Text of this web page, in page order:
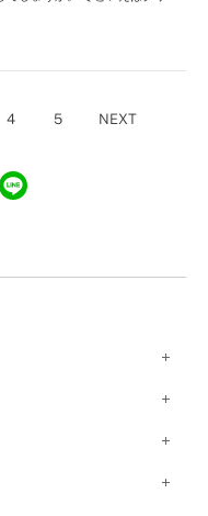
4 5 NEXT